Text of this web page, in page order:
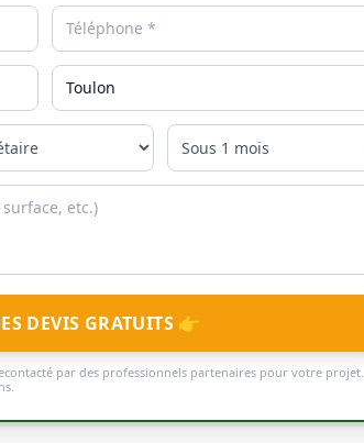
DEVIS GRATUITS 👉
par des professionnels partenaires pour votre projet.